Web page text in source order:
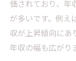
価されており、年
が多いです。例え
収が上昇傾向にあ
年収の幅も広がり